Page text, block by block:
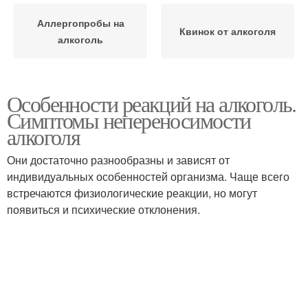
Аллергопробы на
алкоголь
Квинок от алкоголя
Особенности реакций на алкоголь.
Симптомы непереносимости
алкоголя
Они достаточно разнообразны и зависят от
индивидуальных особенностей организма. Чаще всего
встречаются физиологические реакции, но могут
появиться и психические отклонения.